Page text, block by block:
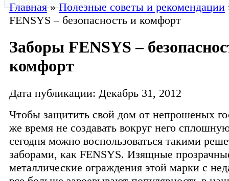
Главная»Полезные советы и рекомендации
FENSYS – безопасность и комфорт
Заборы FENSYS –
комфорт
Дата публикации: Декабрь 31, 2012
Чтобы защитить свой дом от непрошеных
же время не создавать вокруг него
сегодня можно воспользоваться такими
заборами, как FENSYS. Изящные
металлические ограждения этой марки с